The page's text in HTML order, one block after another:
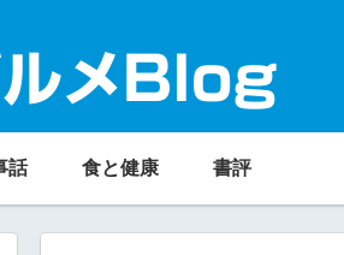
ルメBlog
話 食と健康 書評